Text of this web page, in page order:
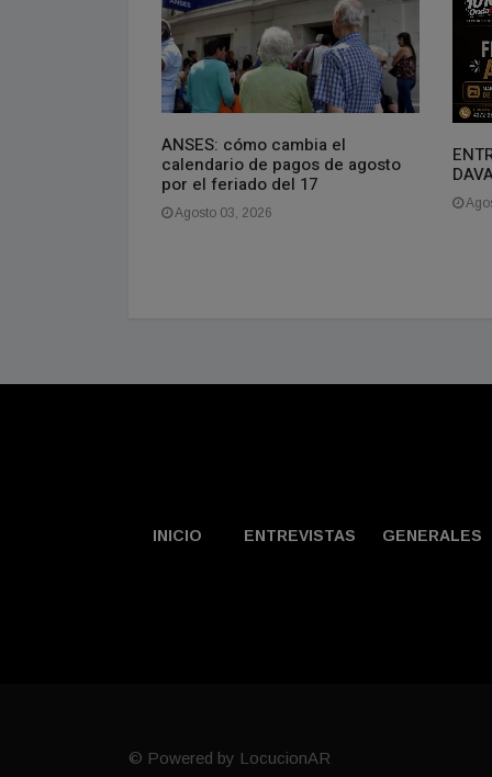
ANSES: cómo cambia el
calendario de pagos de agosto
por el feriado del 17
Agosto 03, 2026
INICIO ENTREVISTAS GENERALES
© Powered by LocucionAR